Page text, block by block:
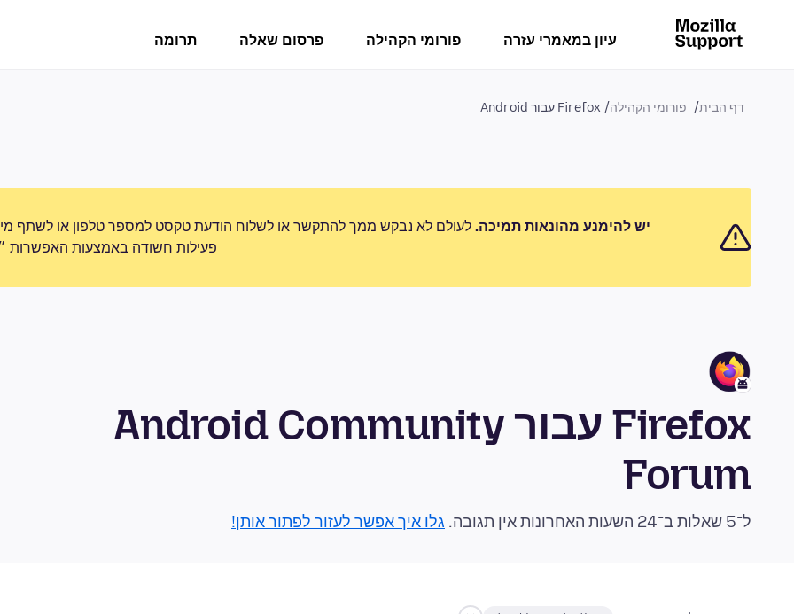
עיון במאמרי עזרה פורומי הקהילה פרסום שאלה תרומה
דף הבית פורומי הקהילה Firefox עבור Android
יש להימנע מהונאות תמיכה. לעולם לא נבקש ממך להתקשר או לשלוח הודעת טקסט למספר טלפון או לשתף
פעילות חשודה באמצעות האפשרות
Firefox עבור Android Community
Forum
ל־5 שאלות ב־24 השעות האחרונות אין תגובה. גלו איך אפשר לעזור לפתור אותן!